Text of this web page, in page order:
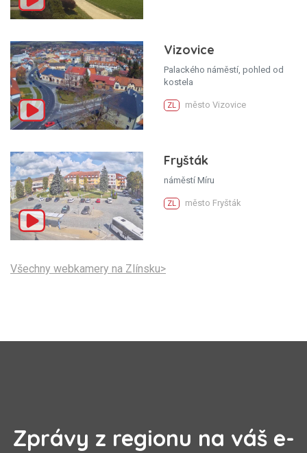
Vizovice
Palackého náměstí, pohled od
kostela
ZL město Vizovice
Fryšták
náměstí Míru
ZL město Fryšták
Všechny webkamery na Zlínsku>
Zprávy z regionu na váš e-